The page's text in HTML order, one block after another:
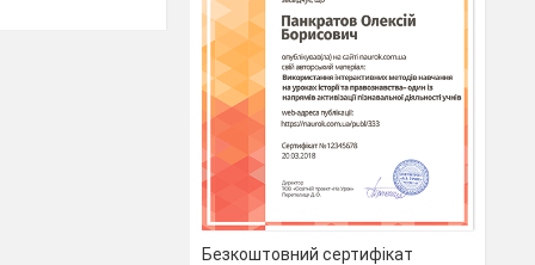
Безкоштовний сертифікат